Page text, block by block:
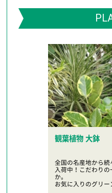
観葉植物 大鉢
全国の名産地から
入荷中！こだわり
か。
お気に入りのグリ